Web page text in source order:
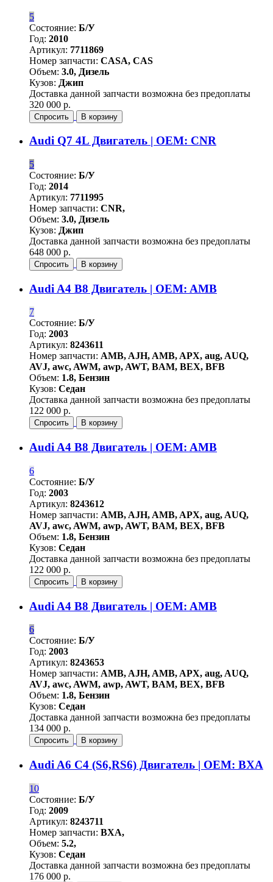
5
Состояние: Б/У
Год: 2010
Артикул: 7711869
Номер запчасти: CASA, CAS
Объем: 3.0, Дизель
Кузов: Джип
Доставка данной запчасти возможна без предоплаты
320 000 р.
Спросить В корзину
Audi Q7 4L Двигатель | OEM: CNR
5
Состояние: Б/У
Год: 2014
Артикул: 7711995
Номер запчасти: CNR,
Объем: 3.0, Дизель
Кузов: Джип
Доставка данной запчасти возможна без предоплаты
648 000 р.
Спросить В корзину
Audi A4 B8 Двигатель | OEM: AMB
7
Состояние: Б/У
Год: 2003
Артикул: 8243611
Номер запчасти: AMB, AJH, AMB, APX, aug, AUQ,
AVJ, awc, AWM, awp, AWT, BAM, BEX, BFB
Объем: 1.8, Бензин
Кузов: Седан
Доставка данной запчасти возможна без предоплаты
122 000 р.
Спросить В корзину
Audi A4 B8 Двигатель | OEM: AMB
6
Состояние: Б/У
Год: 2003
Артикул: 8243612
Номер запчасти: AMB, AJH, AMB, APX, aug, AUQ,
AVJ, awc, AWM, awp, AWT, BAM, BEX, BFB
Объем: 1.8, Бензин
Кузов: Седан
Доставка данной запчасти возможна без предоплаты
122 000 р.
Спросить В корзину
Audi A4 B8 Двигатель | OEM: AMB
6
Состояние: Б/У
Год: 2003
Артикул: 8243653
Номер запчасти: AMB, AJH, AMB, APX, aug, AUQ,
AVJ, awc, AWM, awp, AWT, BAM, BEX, BFB
Объем: 1.8, Бензин
Кузов: Седан
Доставка данной запчасти возможна без предоплаты
134 000 р.
Спросить В корзину
Audi A6 C4 (S6,RS6) Двигатель | OEM: BXA
10
Состояние: Б/У
Год: 2009
Артикул: 8243711
Номер запчасти: BXA,
Объем: 5.2,
Кузов: Седан
Доставка данной запчасти возможна без предоплаты
176 000 р.